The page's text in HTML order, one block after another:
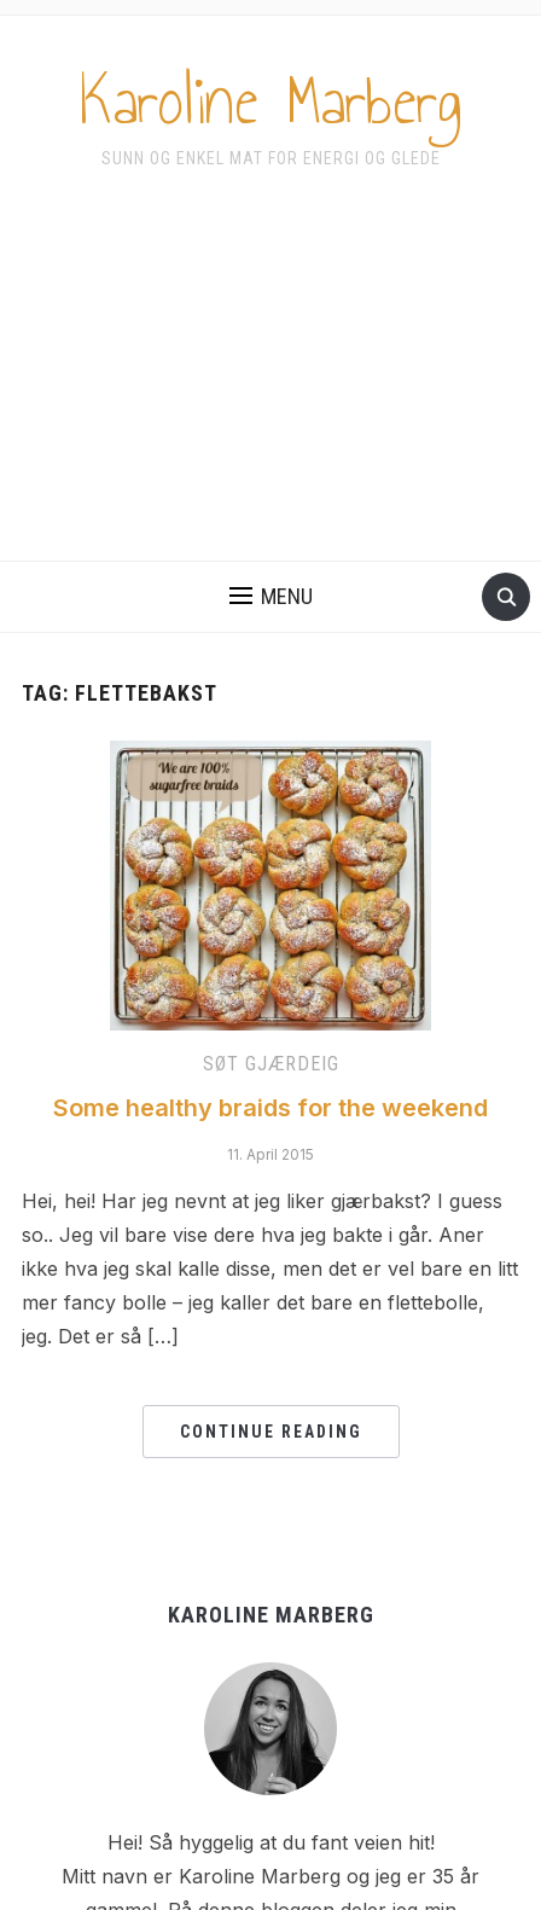
Karoline Marberg
SUNN OG ENKEL MAT FOR ENERGI OG GLEDE
MENU
TAG: FLETTEBAKST
SØT GJÆRDEIG
Some healthy braids for the weekend
11. April 2015
Hei, hei! Har jeg nevnt at jeg liker gjærbakst? I guess
so.. Jeg vil bare vise dere hva jeg bakte i går. Aner
ikke hva jeg skal kalle disse, men det er vel bare en litt
mer fancy bolle – jeg kaller det bare en flettebolle,
jeg. Det er så […]
CONTINUE READING
KAROLINE MARBERG
Hei! Så hyggelig at du fant veien hit!
Mitt navn er Karoline Marberg og jeg er 35 år